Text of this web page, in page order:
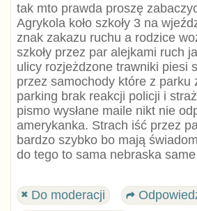
tak mto prawda proszę
Agrykola koło szkoły 3 na
znak zakazu ruchu a rodzice
szkoły przez par alejkami ruch
ulicy rozjeżdzone trawniki piesi
przez samochody które z parku
parking brak reakcji policji i
pismo wysłane maile nikt nie
amerykanka. Strach iść przez
bardzo szybko bo mają
do tego to sama nebraska
Do moderacji